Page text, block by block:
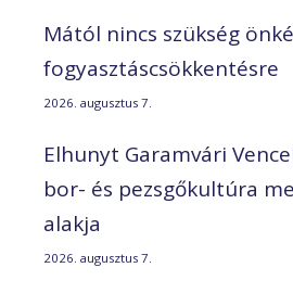
Mától nincs szükség
fogyasztáscsökkentésre
2026. augusztus 7.
Elhunyt Garamvári
bor- és pezsgőkultúra
alakja
2026. augusztus 7.